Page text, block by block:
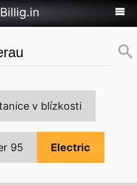
v blízkosti
95 Electric